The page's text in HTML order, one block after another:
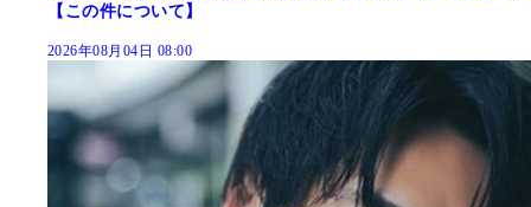
【この件について】
2026年08月04日 08:00